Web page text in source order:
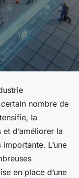
nombre de
la
d’améliorer la
L’une
en place d’une